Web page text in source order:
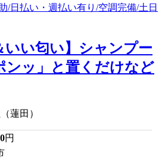
いい匂い】シャンプー
ンッ」と置くだけなど
蓮田）
円